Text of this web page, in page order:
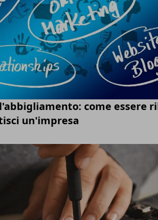
come essere
un'impresa